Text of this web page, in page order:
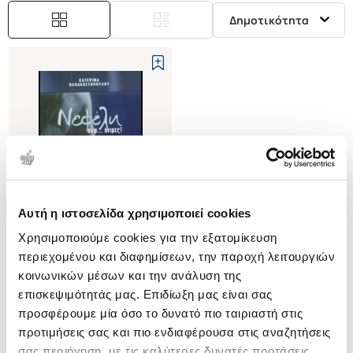
Αυτή η ιστοσελίδα χρησιμοποιεί cookies
Χρησιμοποιούμε cookies για την εξατομίκευση
περιεχομένου και διαφημίσεων, την παροχή λειτουργιών
κοινωνικών μέσων και την ανάλυση της
επισκεψιμότητάς μας. Επιδίωξη μας είναι σας
προσφέρουμε μία όσο το δυνατό πιο ταιριαστή στις
προτιμήσεις σας και πιο ενδιαφέρουσα στις αναζητήσεις
Δημοτικότητα
Εξαντλημένο
(0)
ΝΕΦΕΛΗ ΟΥΦ... ΑΝΤΡΕΣ!
ΠΑΠΑΚΩΣΤΟΠΟΥΛΟΥ
ΚΑΤΕΡΙΝΑ
Κωδ. Πολιτείας:1197-0004